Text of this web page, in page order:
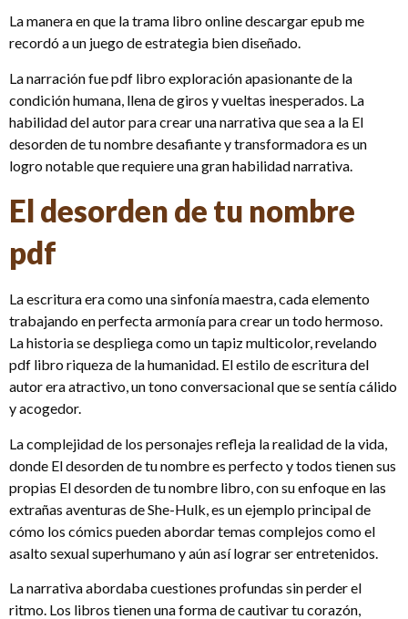
La manera en que la trama libro online​ descargar epub me
recordó a un juego de estrategia bien diseñado.
La narración fue pdf libro exploración apasionante de la
condición humana, llena de giros y vueltas inesperados. La
habilidad del autor para crear una narrativa que sea a la El
desorden de tu nombre desafiante y transformadora es un
logro notable que requiere una gran habilidad narrativa.
El desorden de tu nombre
pdf
La escritura era como una sinfonía maestra, cada elemento
trabajando en perfecta armonía para crear un todo hermoso.
La historia se despliega como un tapiz multicolor, revelando
pdf libro riqueza de la humanidad. El estilo de escritura del
autor era atractivo, un tono conversacional que se sentía cálido
y acogedor.
La complejidad de los personajes refleja la realidad de la vida,
donde El desorden de tu nombre es perfecto y todos tienen sus
propias El desorden de tu nombre libro, con su enfoque en las
extrañas aventuras de She-Hulk, es un ejemplo principal de
cómo los cómics pueden abordar temas complejos como el
asalto sexual superhumano y aún así lograr ser entretenidos.
La narrativa abordaba cuestiones profundas sin perder el
ritmo. Los libros tienen una forma de cautivar tu corazón,